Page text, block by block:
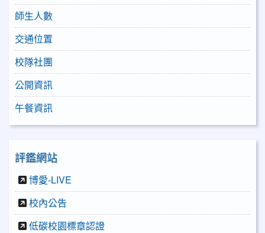
師生人數
交通位置
校隊社團
公開資訊
午餐資訊
評鑑網站
博愛-LIVE
校內公告
低碳校園標章認證